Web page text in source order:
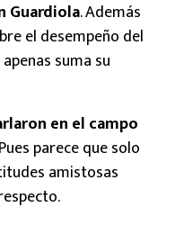
Guardiola. Además
el desempeño del
apenas suma su
en el campo
parece que solo
amistosas